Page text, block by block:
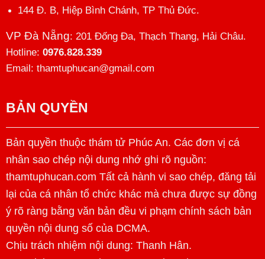
144 Đ. B, Hiệp Bình Chánh, TP Thủ Đức.
VP Đà Nẵng: 201 Đống Đa, Thạch Thang, Hải Châu.
Hotline: 0976.828.339
Email: thamtuphucan@gmail.com
BẢN QUYỀN
Bản quyền thuộc thám tử Phúc An. Các đơn vị cá
nhân sao chép nội dung nhớ ghi rõ nguồn:
thamtuphucan.com Tất cả hành vi sao chép, đăng tải
lại của cá nhân tổ chức khác mà chưa được sự đồng
ý rõ ràng bằng văn bản đều vi phạm chính sách bản
quyền nội dung số của DCMA.
Chịu trách nhiệm nội dung: Thanh Hân.